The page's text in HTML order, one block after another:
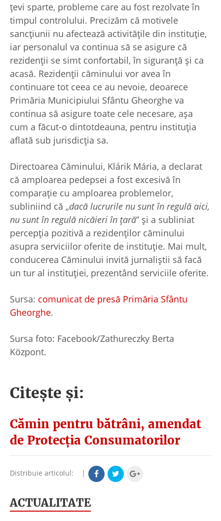
țevi sparte, probleme care au fost rezolvate în
timpul controlului. Precizăm că motivele
sancțiunii nu afectează activitățile din instituție,
iar personalul va continua să se asigure că
rezidenții se simt confortabil, în siguranță și ca
acasă. Rezidenții căminului vor avea în
continuare tot ceea ce au nevoie, deoarece
Primăria Municipiului Sfântu Gheorghe va
continua să asigure toate cele necesare, așa
cum a făcut-o dintotdeauna, pentru instituția
aflată sub jurisdicția sa.
Directoarea Căminului, Klárik Mária, a declarat
că amploarea pedepsei a fost excesivă în
comparație cu amploarea problemelor,
subliniind că „dacă lucrurile nu sunt în regulă aici,
nu sunt în regulă nicăieri în țară” și a subliniat
percepția pozitivă a rezidenților căminului
asupra serviciilor oferite de instituție. Mai mult,
conducerea Căminului invită jurnaliştii să facă
un tur al instituției, prezentând serviciile oferite.
Sursa: comunicat de presă Primăria Sfântu
Gheorghe.
Sursa foto: Facebook/Zathureczky Berta
Központ.
Citește și:
Cămin pentru bătrâni, amendat
de Protecția Consumatorilor
Distribuie articolul: |
ACTUALITATE